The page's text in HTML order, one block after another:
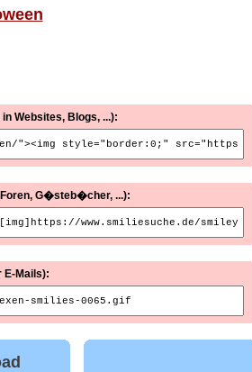
Websites, Blogs, ...):
G�steb�cher, ...):
E-Mails):